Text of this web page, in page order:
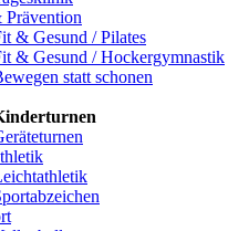
Prävention
& Gesund / Pilates
& Gesund / Hockergymnastik
statt schonen